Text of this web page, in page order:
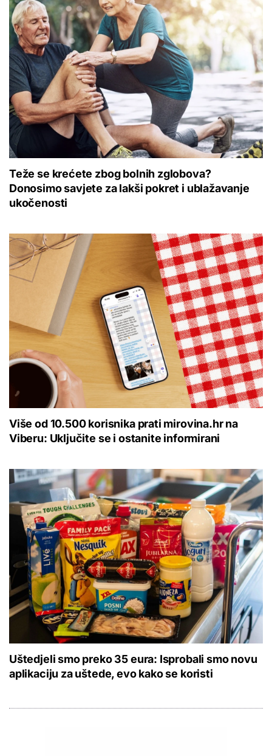
Teže se krećete zbog bolnih zglobova?
Donosimo savjete za lakši pokret i ublažavanje
ukočenosti
Više od 10.500 korisnika prati mirovina.hr na
Viberu: Uključite se i ostanite informirani
Uštedjeli smo preko 35 eura: Isprobali smo novu
aplikaciju za uštede, evo kako se koristi